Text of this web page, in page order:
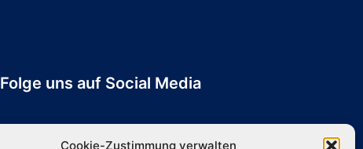
Cookie-Zustimmung verwalten
Folge uns auf Social Media